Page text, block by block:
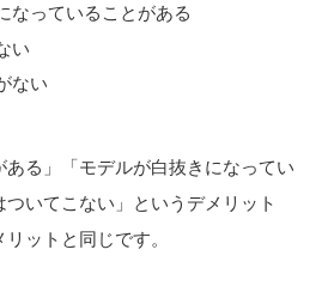
なっていることがある
い
ない
ある」「モデルが白抜きになってい
いてこない」というデメリット
ットと同じです。